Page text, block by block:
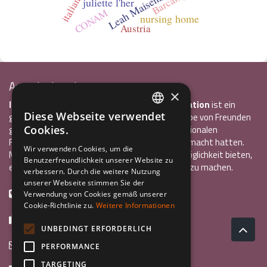
nursing home
Austria
CONAM
italiano
Associazione Inco
InCo – Verein für Interkulturelle Kommunikationist ein
gemeinnütziger Verein, der 2004 von einer Gruppe von Freunden
gegründet wurde, die alle bereits einen internationalen
Freiwilligendienst oder ein Auslandsstudium gemacht hatten.
Mit InCo wollten sie anderen Jugendlichen die Möglichkeit bieten,
eine ähnlich bereichernde Erfahrung im Ausland zu machen.
+39 0461 984355
info@incoweb.org
ITALIAN
GERMAN
×
Diese Webseite verwendet
Cookies.
Wir verwenden Cookies, um die
Benutzerfreundlichkeit unserer Website zu
verbessern. Durch die weitere Nutzung
unserer Webseite stimmen Sie der
Verwendung von Cookies gemäß unserer
Cookie-Richtlinie zu. Weitere Informationen
UNBEDINGT ERFORDERLICH
PERFORMANCE
TARGETING